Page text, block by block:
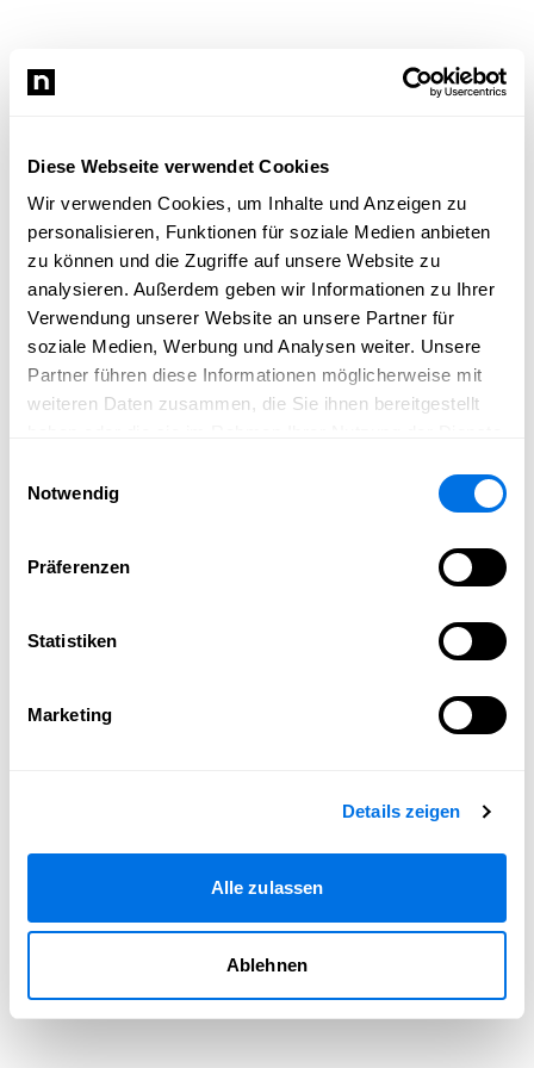
Diese Webseite verwendet Cookies
Wir verwenden Cookies, um Inhalte und Anzeigen zu
personalisieren, Funktionen für soziale Medien anbieten
zu können und die Zugriffe auf unsere Website zu
analysieren. Außerdem geben wir Informationen zu Ihrer
Verwendung unserer Website an unsere Partner für
soziale Medien, Werbung und Analysen weiter. Unsere
Partner führen diese Informationen möglicherweise mit
weiteren Daten zusammen, die Sie ihnen bereitgestellt
Notwendig
Präferenzen
Statistiken
Marketing
Details zeigen
Alle zulassen
Ablehnen
Newsload konnte nicht geladen werden.